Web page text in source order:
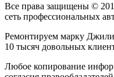
Все права защищены ©
сеть профессиональных
Ремонтируем марку
10 тысяч довольных
Любое копирование